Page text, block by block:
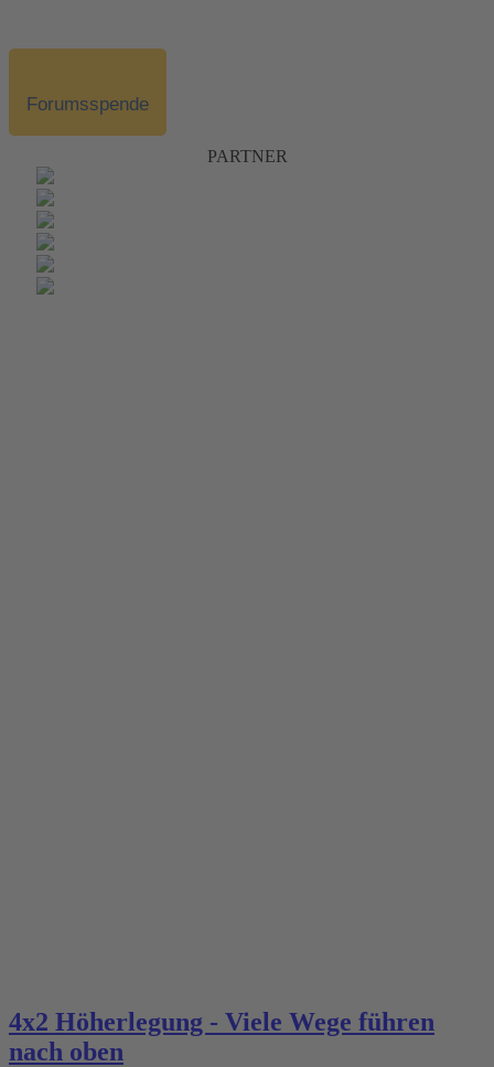
Forumsspende
PARTNER
4x2 Höherlegung - Viele Wege führen
nach oben